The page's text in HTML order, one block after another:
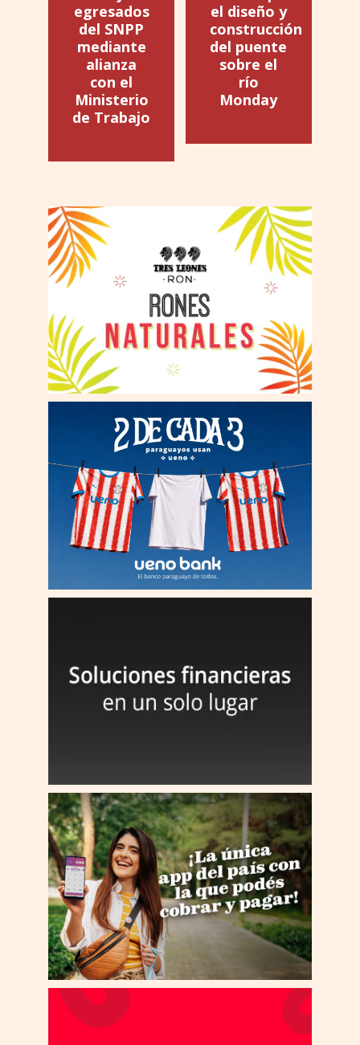
egresados
del SNPP
mediante
alianza
con el
Ministerio
de Trabajo
el diseño y
construcción
del puente
sobre el
río
Monday